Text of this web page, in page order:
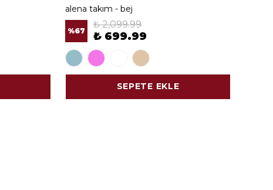
alena takım - bej
%67
₺ 2,099.99
₺ 699.99
SEPETE EKLE